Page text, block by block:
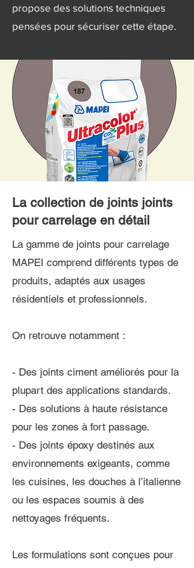
propose des solutions techniques
pensées pour sécuriser cette étape.
La collection de joints joints
pour carrelage en détail
La gamme de joints pour carrelage
MAPEI comprend différents types de
produits, adaptés aux usages
résidentiels et professionnels.
On retrouve notamment :
- Des joints ciment améliorés pour la
plupart des applications standards.
- Des solutions à haute résistance
pour les zones à fort passage.
- Des joints époxy destinés aux
environnements exigeants, comme
les cuisines, les douches à l’italienne
ou les espaces soumis à des
nettoyages fréquents.
Les formulations sont conçues pour